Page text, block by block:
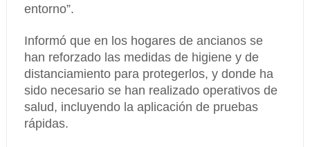
entorno”.
Informó que en los hogares de ancianos se
han reforzado las medidas de higiene y de
distanciamiento para protegerlos, y donde ha
sido necesario se han realizado operativos de
salud, incluyendo la aplicación de pruebas
rápidas.